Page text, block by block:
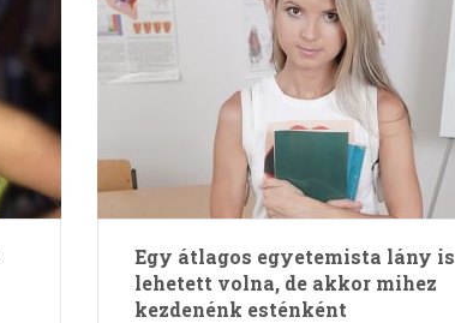
Egy átlagos egyetemista lány is
lehetett volna, de akkor mihez
kezdenénk esténként